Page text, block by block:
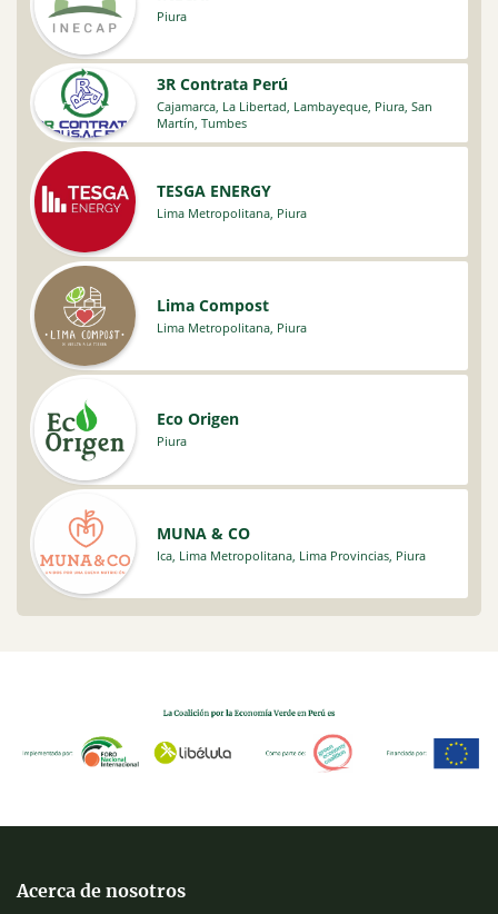
Piura
3R Contrata Perú
Cajamarca, La Libertad, Lambayeque, Piura, San
Martín, Tumbes
TESGA ENERGY
Lima Metropolitana, Piura
Lima Compost
Lima Metropolitana, Piura
Eco Origen
Piura
MUNA & CO
Ica, Lima Metropolitana, Lima Provincias, Piura
Acerca de nosotros